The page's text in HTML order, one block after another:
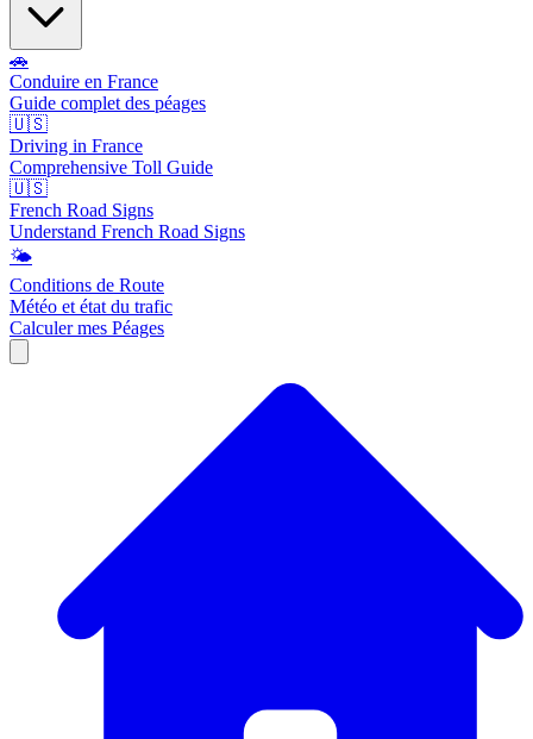
🚗
Conduire en France
Guide complet des péages
🇺🇸
Driving in France
Comprehensive Toll Guide
🇺🇸
French Road Signs
Understand French Road Signs
🌤️
Conditions de Route
Météo et état du trafic
Calculer mes Péages